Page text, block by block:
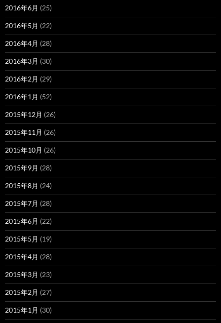
2016年6月 (25)
2016年5月 (22)
2016年4月 (28)
2016年3月 (30)
2016年2月 (29)
2016年1月 (52)
2015年12月 (26)
2015年11月 (26)
2015年10月 (26)
2015年9月 (28)
2015年8月 (24)
2015年7月 (28)
2015年6月 (22)
2015年5月 (19)
2015年4月 (28)
2015年3月 (23)
2015年2月 (27)
2015年1月 (30)